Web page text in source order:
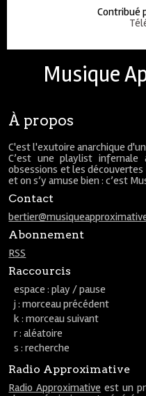
Contribué
Musique
À propos
C'est l'exutoire anarchique
C’est une playlist
obsessions et les découvertes
et on s’y amuse bien : c’est
Contact
Abonnement
RSS
Raccourcis
espace : play / pause
j : morceau précédent
k : morceau suivant
r : aléatoire
s : recherche
Radio Approximative
Radio Approximative est un